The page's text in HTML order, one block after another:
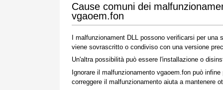
Cause comuni dei
vgaoem.fon
I malfunzionament DLL possono verificarsi per
viene sovrascritto o condiviso con una versione
Un'altra possibilità può essere l'installazione o
Ignorare il malfunzionamento vgaoem.fon può
correggere il malfunzionamento aiuta a mantenere